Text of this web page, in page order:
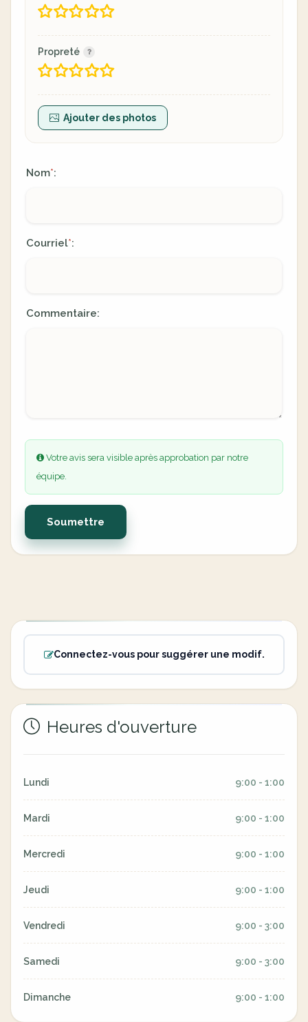
Propreté
Ajouter des photos
Nom*:
Courriel*:
Commentaire:
Votre avis sera visible après approbation par notre
équipe.
Soumettre
Connectez-vous pour suggérer une modif.
Heures d'ouverture
Lundi 9:00 - 1:00
Mardi 9:00 - 1:00
Mercredi 9:00 - 1:00
Jeudi 9:00 - 1:00
Vendredi 9:00 - 3:00
Samedi 9:00 - 3:00
Dimanche 9:00 - 1:00